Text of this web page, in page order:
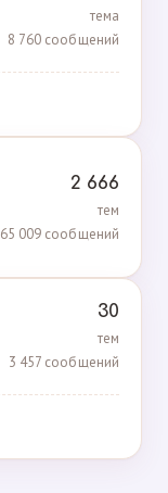
тема
8 760 сообщений
2 666
тем
65 009 сообщений
30
тем
3 457 сообщений